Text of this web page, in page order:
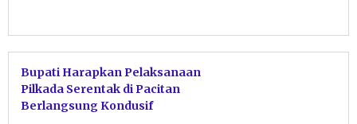
Bupati Harapkan Pelaksanaan
Pilkada Serentak di Pacitan
Berlangsung Kondusif